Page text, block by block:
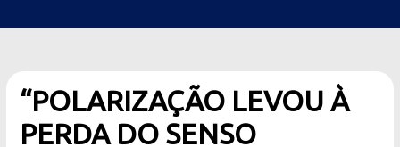
“POLARIZAÇÃO LEVOU À
PERDA DO SENSO